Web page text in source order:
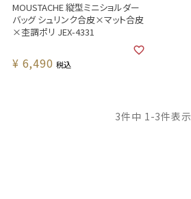
MOUSTACHE 縦型ミニショルダー
バッグ シュリンク合皮×マット合皮
×杢調ポリ JEX-4331
¥ 6,490 税込
3件中 1-3件表示